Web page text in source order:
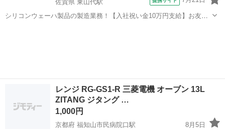
佐賀県 東山代駅
シリコンウェーハ製品の製造業務！【入社祝い金10万円支給】お友達
レンジ RG-GS1-R 三菱電機 オーブン 13L
ZITANG ジタング …
1,000円
京都府 福知山市民病院口駅 8月5日